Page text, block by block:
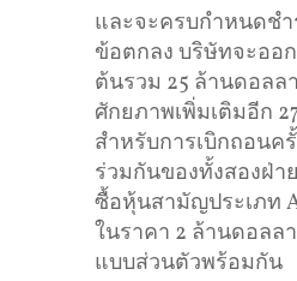
และจะครบกำหนดชำ
ข้อตกลง บริษัทจะออ
ต้นรวม 25 ล้านดอลล
ศักยภาพเพิ่มเติมอีก
สำหรับการเบิกถอนค
ร่วมกันของทั้งสองฝ่า
ซื้อหุ้นสามัญประเภท
ในราคา 2 ล้านดอลล
แบบส่วนตัวพร้อมกัน